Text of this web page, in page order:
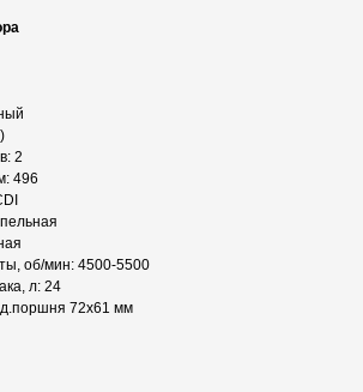
2
496
об/мин: 4500-5500
л: 24
72х61 мм